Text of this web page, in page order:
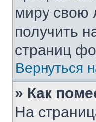
миру свою
получить
страниц
Вернуться
» Как
На